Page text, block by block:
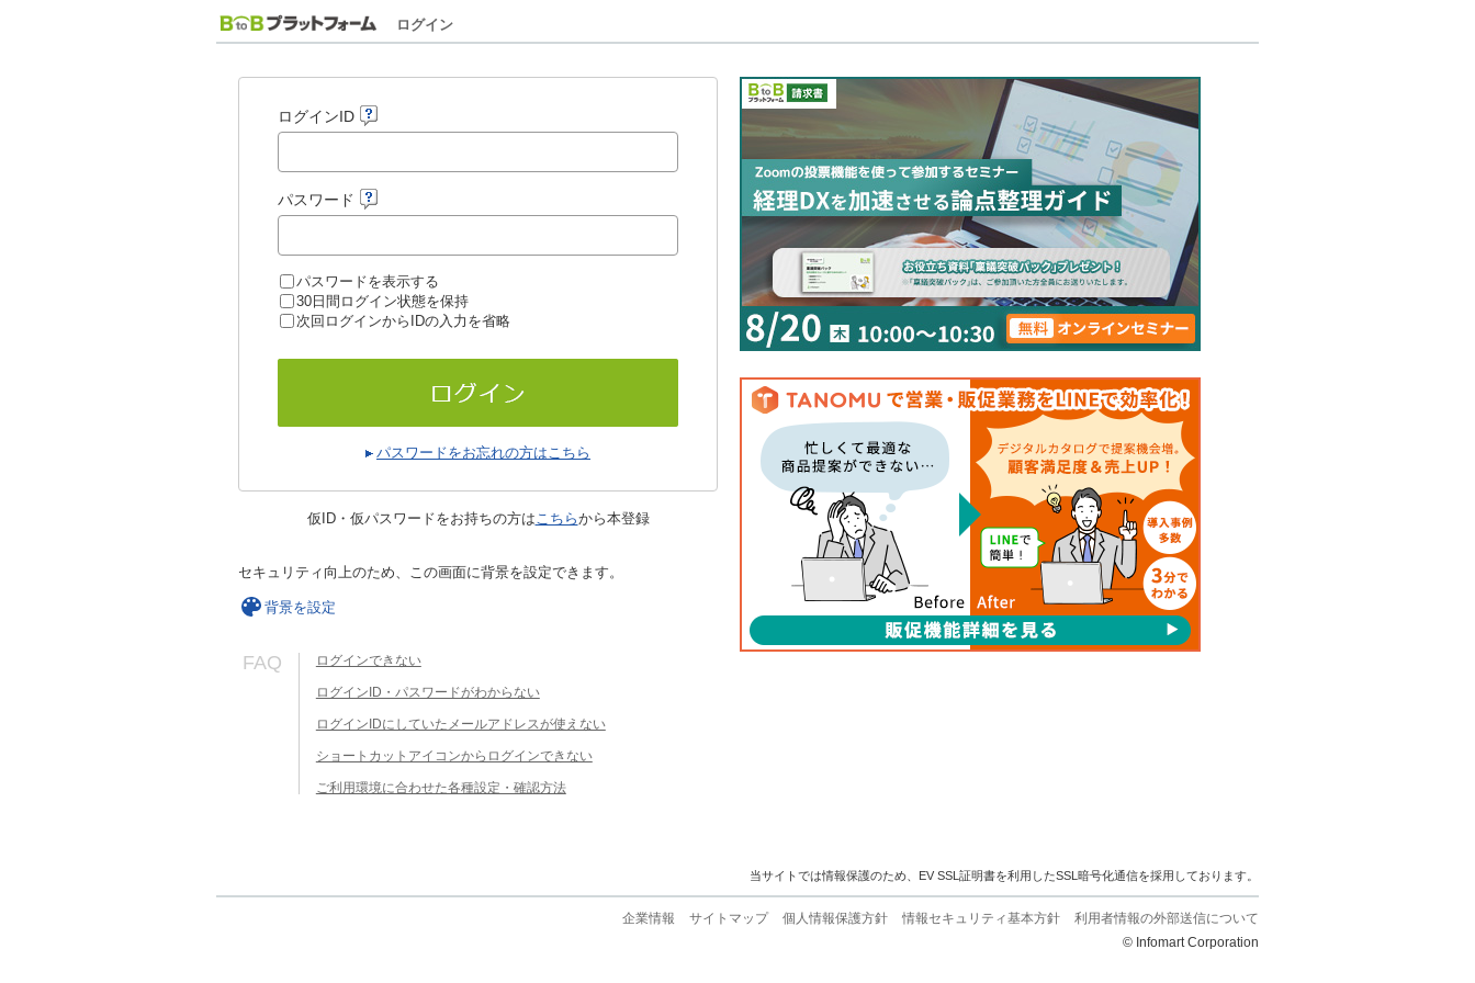
ログイン
ログインID
パスワード
パスワードを表示する
30日間ログイン状態を保持
次回ログインからIDの入力を省略
パスワードをお忘れの方はこちら
仮ID・仮パスワードをお持ちの方はこちらから本登録
セキュリティ向上のため、この画面に背景を設定できます。
背景を設定
FAQ ログインできない
ログインID・パスワードがわからない
ログインIDにしていたメールアドレスが使えない
ショートカットアイコンからログインできない
ご利用環境に合わせた各種設定・確認方法
当サイトでは情報保護のため、EV SSL証明書を利用したSSL暗号化通信を採用しております。
企業情報 サイトマップ 個人情報保護方針 情報セキュリティ基本方針
利用者情報の外部送信について
© Infomart Corporation